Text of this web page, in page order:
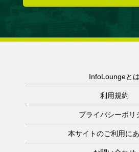
InfoLoungeとは
利用規約
プライバシーポリ
本サイトのご利用に